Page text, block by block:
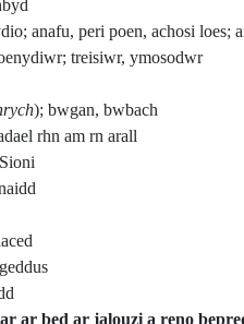
anafu, peri poen, achosi loes;
treisiwr, ymosodwr
); bwgan, bwbach
rhn am rn arall
ar bed ar jalouzi a reno